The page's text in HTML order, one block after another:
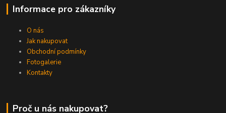
Informace pro zákazníky
O nás
Jak nakupovat
Obchodní podmínky
Fotogalerie
Kontakty
Proč u nás nakupovat?